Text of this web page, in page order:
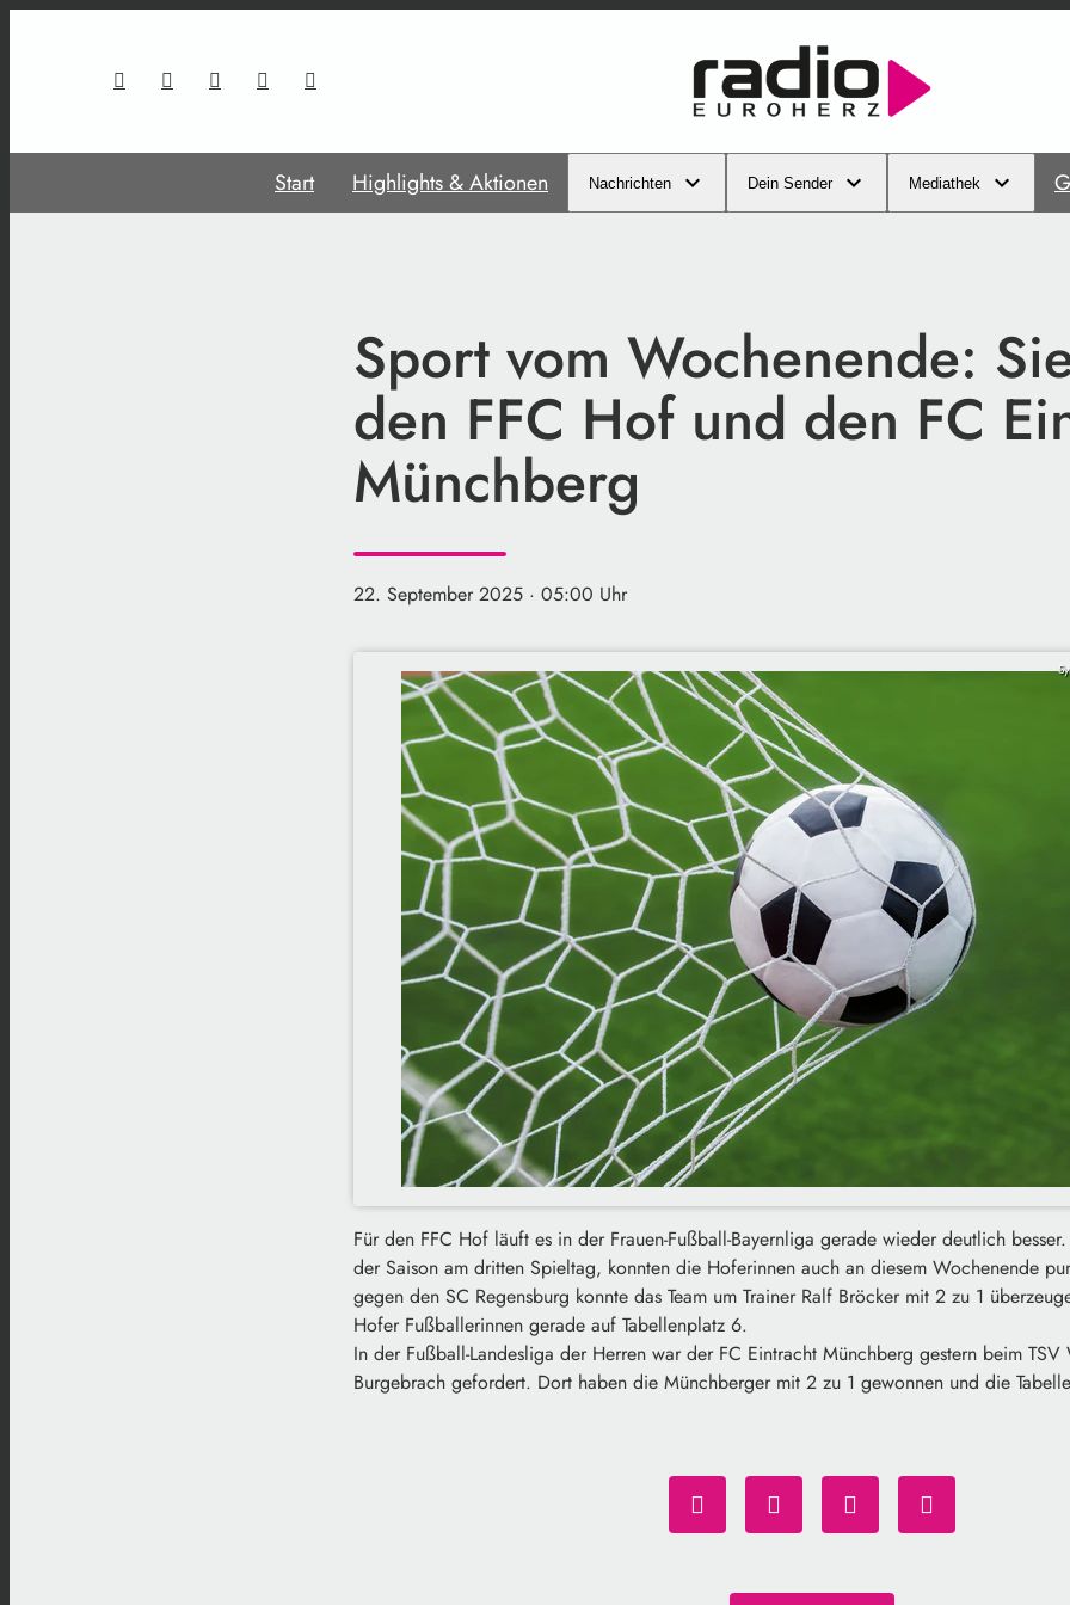
Start Highlights & Aktionen Nachrichten Dein Sender Mediathek
Sport vom Wochenende:
den FFC Hof und den FC
Münchberg
22. September 2025 · 05:00 Uhr
Für den FFC Hof läuft es in der Frauen-Fußball-Bayernliga gerade wieder deutlich
der Saison am dritten Spieltag, konnten die Hoferinnen auch an diesem Wochenende
gegen den SC Regensburg konnte das Team um Trainer Ralf Bröcker mit 2 zu 1
Hofer Fußballerinnen gerade auf Tabellenplatz 6.
In der Fußball-Landesliga der Herren war der FC Eintracht Münchberg gestern beim TSV
Burgebrach gefordert. Dort haben die Münchberger mit 2 zu 1 gewonnen und die